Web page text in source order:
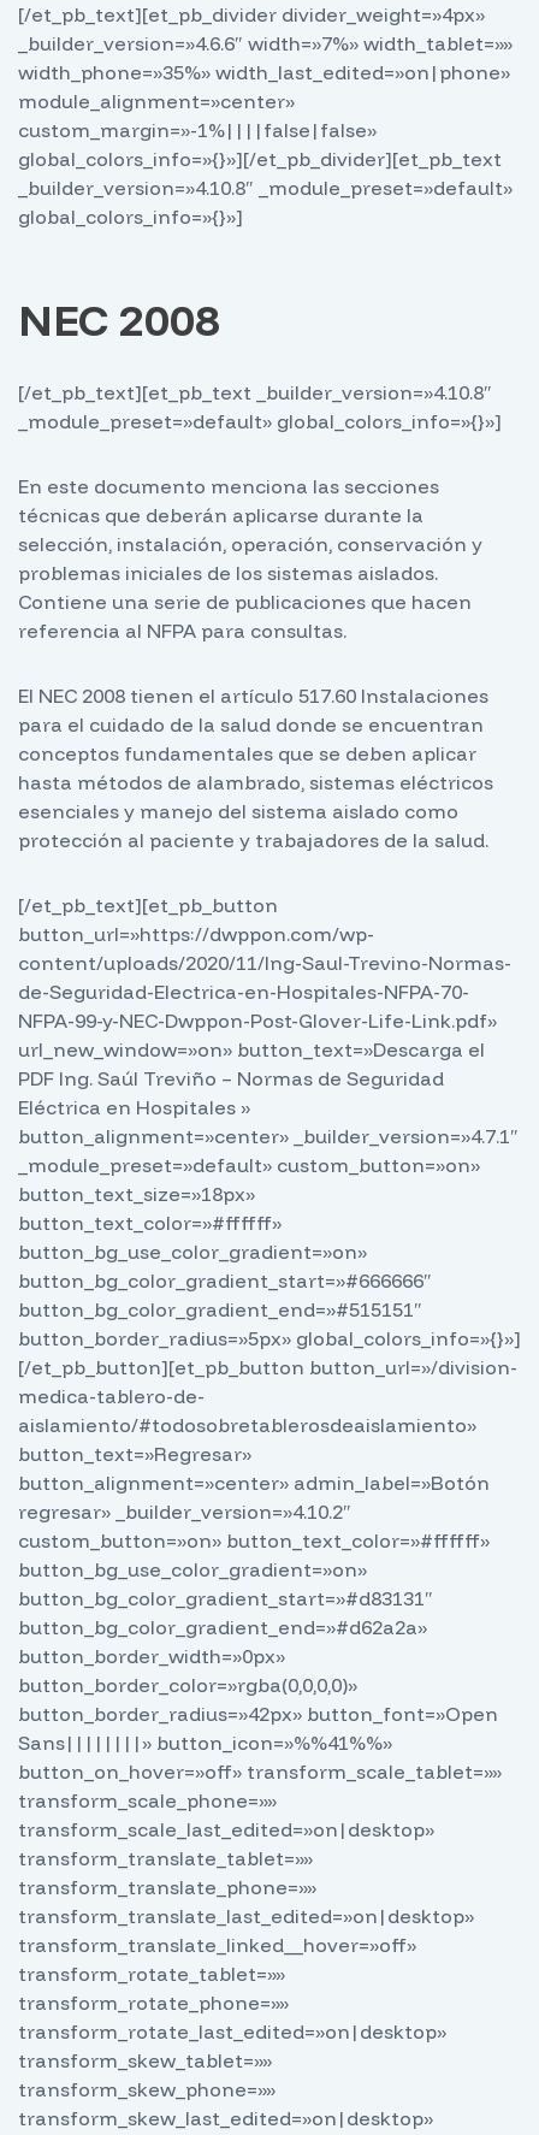
[/et_pb_text][et_pb_divider divider_weight=»4px»
_builder_version=»4.6.6″ width=»7%» width_tablet=»»
width_phone=»35%» width_last_edited=»on|phone»
module_alignment=»center»
custom_margin=»-1%||||false|false»
global_colors_info=»{}»][/et_pb_divider][et_pb_text
_builder_version=»4.10.8″ _module_preset=»default»
global_colors_info=»{}»]
NEC 2008
[/et_pb_text][et_pb_text _builder_version=»4.10.8″
_module_preset=»default» global_colors_info=»{}»]
En este documento menciona las secciones
técnicas que deberán aplicarse durante la
selección, instalación, operación, conservación y
problemas iniciales de los sistemas aislados.
Contiene una serie de publicaciones que hacen
referencia al NFPA para consultas.
El NEC 2008 tienen el artículo 517.60 Instalaciones
para el cuidado de la salud donde se encuentran
conceptos fundamentales que se deben aplicar
hasta métodos de alambrado, sistemas eléctricos
esenciales y manejo del sistema aislado como
protección al paciente y trabajadores de la salud.
[/et_pb_text][et_pb_button
button_url=»https://dwppon.com/wp-
content/uploads/2020/11/Ing-Saul-Trevino-Normas-
de-Seguridad-Electrica-en-Hospitales-NFPA-70-
NFPA-99-y-NEC-Dwppon-Post-Glover-Life-Link.pdf»
url_new_window=»on» button_text=»Descarga el
PDF Ing. Saúl Treviño – Normas de Seguridad
Eléctrica en Hospitales »
button_alignment=»center» _builder_version=»4.7.1″
_module_preset=»default» custom_button=»on»
button_text_size=»18px»
button_text_color=»#ffffff»
button_bg_use_color_gradient=»on»
button_bg_color_gradient_start=»#666666″
button_bg_color_gradient_end=»#515151″
button_border_radius=»5px» global_colors_info=»{}»]
[/et_pb_button][et_pb_button button_url=»/division-
medica-tablero-de-
aislamiento/#todosobretablerosdeaislamiento»
button_text=»Regresar»
button_alignment=»center» admin_label=»Botón
regresar» _builder_version=»4.10.2″
custom_button=»on» button_text_color=»#ffffff»
button_bg_use_color_gradient=»on»
button_bg_color_gradient_start=»#d83131″
button_bg_color_gradient_end=»#d62a2a»
button_border_width=»0px»
button_border_color=»rgba(0,0,0,0)»
button_border_radius=»42px» button_font=»Open
Sans||||||||» button_icon=»%%41%%»
button_on_hover=»off» transform_scale_tablet=»»
transform_scale_phone=»»
transform_scale_last_edited=»on|desktop»
transform_translate_tablet=»»
transform_translate_phone=»»
transform_translate_last_edited=»on|desktop»
transform_translate_linked__hover=»off»
transform_rotate_tablet=»»
transform_rotate_phone=»»
transform_rotate_last_edited=»on|desktop»
transform_skew_tablet=»»
transform_skew_phone=»»
transform_skew_last_edited=»on|desktop»